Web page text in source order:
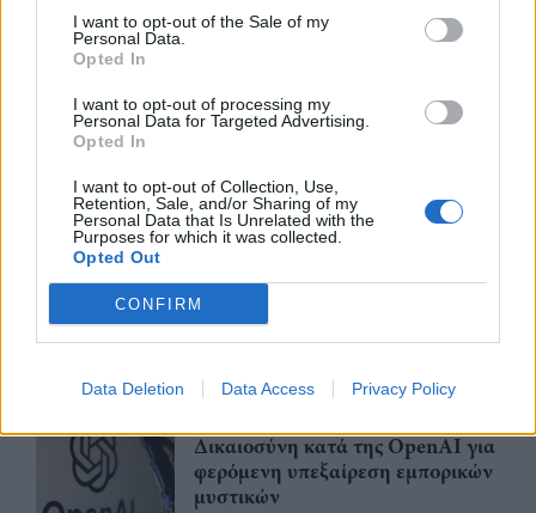
I want to opt-out of the Sale of my
Personal Data.
Opted In
I want to opt-out of processing my
Personal Data for Targeted Advertising.
Opted In
I want to opt-out of Collection, Use,
Retention, Sale, and/or Sharing of my
Personal Data that Is Unrelated with the
Purposes for which it was collected.
Opted Out
CONFIRM
Data Deletion Data Access Privacy Policy
TP Greece: Πώς διαμορφώνεται το
μέλλον του Insurance στην εποχή του AI
Advertorial
Περισσότερα από το
Δικαιοσύνη κατά της OpenAI για
φερόμενη υπεξαίρεση εμπορικών
μυστικών